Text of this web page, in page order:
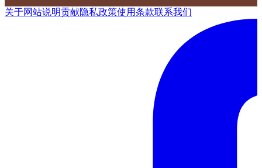
关于网站说明贡献隐私政策使用条款联系我们